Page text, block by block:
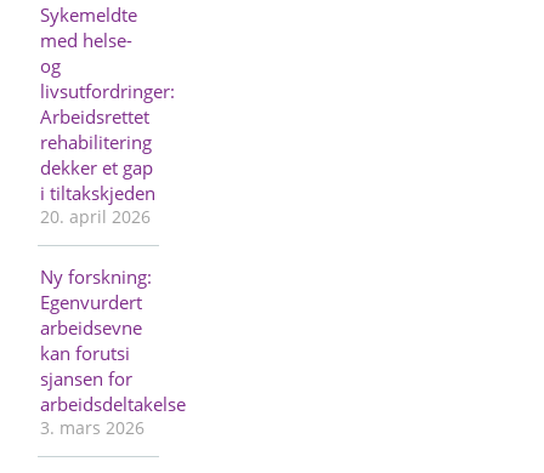
Sykemeldte
med helse-
og
livsutfordringer:
Arbeidsrettet
rehabilitering
dekker et gap
i tiltakskjeden
20. april 2026
Ny forskning:
Egenvurdert
arbeidsevne
kan forutsi
sjansen for
arbeidsdeltakelse
3. mars 2026